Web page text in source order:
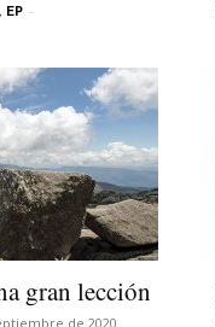
EP -
gran lección
de 2020